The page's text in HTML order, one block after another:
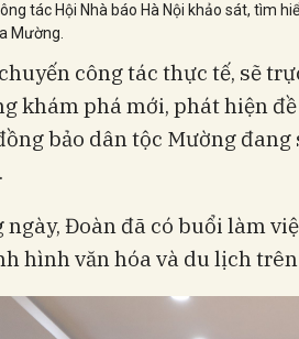
tác Hội Nhà báo Hà Nội khảo sát, tìm
Mường.
công tác thực tế, sẽ
khám phá mới, phát hiện
bảo dân tộc Mường
ngày, Đoàn đã có buổi làm
hình văn hóa và du lịch